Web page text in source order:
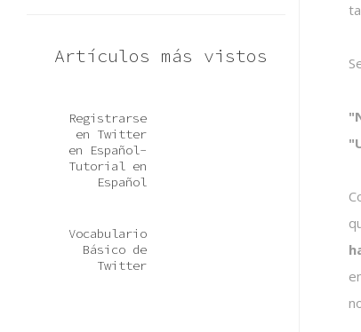
Artículos más vistos
Registrarse
en Twitter
en Español-
Tutorial en
Español
Vocabulario
Básico de
Twitter